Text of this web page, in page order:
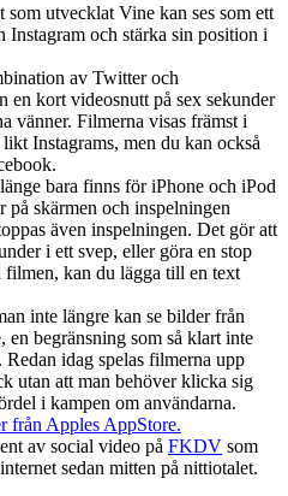
utvecklat Vine kan ses som ett
Instagram och stärka sin position i
av Twitter och
en kort videosnutt på sex sekunder
vänner. Filmerna visas främst i
Instagrams, men du kan också
bara finns för iPhone och iPod
skärmen och inspelningen
även inspelningen. Det gör att
i ett svep, eller göra en stop
kan du lägga till en text
inte längre kan se bilder från
begränsning som så klart inte
idag spelas filmerna upp
utan att man behöver klicka sig
i kampen om användarna.
från Apples AppStore.
av social video på FKDV som
sedan mitten på nittiotalet.